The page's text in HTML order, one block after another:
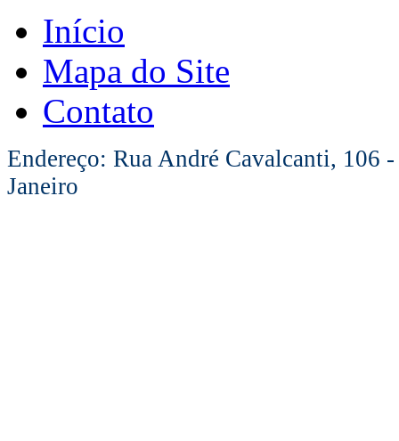
Início
Mapa do Site
Contato
Endereço: Rua André Cavalcanti, 106
Janeiro